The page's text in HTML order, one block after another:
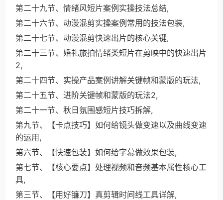
第二十九节、情绪风短片案例实操技法总结,
第二十六节、动漫混剪实操案例常用的技法包装,
第二十七节、动漫混剪快速出片的核心关键,
第二十三节、婚礼旅拍情绪类短片在剪映中的快速出片
2,
第二十四节、实操产品案例讲解关键帧和蒙版的玩法,
第二十五节、进阶关键帧和蒙版的玩法2,
第二十一节、秋日氛围感短片技巧拆解,
第九节、【卡点技巧】如何给镜头做变速以及曲线变速
的运用,
第六节、【快速包装】如何给字幕做效果包装,
第七节、【核心要点】处理视频和音频基本属性核心工
具,
第三节、【用好镰刀】真剪辑时间线工具详解,